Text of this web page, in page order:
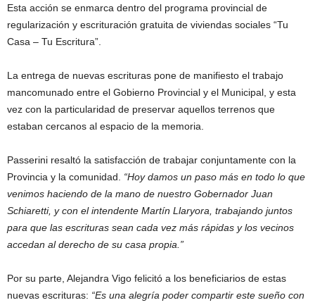
Esta acción se enmarca dentro del programa provincial de
regularización y escrituración gratuita de viviendas sociales “Tu
Casa – Tu Escritura”.
La entrega de nuevas escrituras pone de manifiesto el trabajo
mancomunado entre el Gobierno Provincial y el Municipal, y esta
vez con la particularidad de preservar aquellos terrenos que
estaban cercanos al espacio de la memoria.
Passerini resaltó la satisfacción de trabajar conjuntamente con la
Provincia y la comunidad. “Hoy damos un paso más en todo lo que
venimos haciendo de la mano de nuestro Gobernador Juan
Schiaretti, y con el intendente Martín Llaryora, trabajando juntos
para que las escrituras sean cada vez más rápidas y los vecinos
accedan al derecho de su casa propia.”
Por su parte, Alejandra Vigo felicitó a los beneficiarios de estas
nuevas escrituras: “Es una alegría poder compartir este sueño con